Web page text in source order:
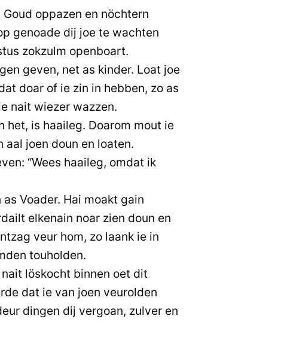
oppazen en nöchtern
genoade dij joe te wachten
zokzulm openboart.
geven, net as kinder. Loat joe
doar of ie zin in hebben, zo as
nait wiezer wazzen.
het, is haaileg. Doarom mout ie
aal joen doun en loaten.
“Wees haaileg, omdat ik
as Voader. Hai moakt gain
elkenain noar zien doun en
veur hom, zo laank ie in
touholden.
löskocht binnen oet dit
dat ie van joen veurolden
dingen dij vergoan, zulver en